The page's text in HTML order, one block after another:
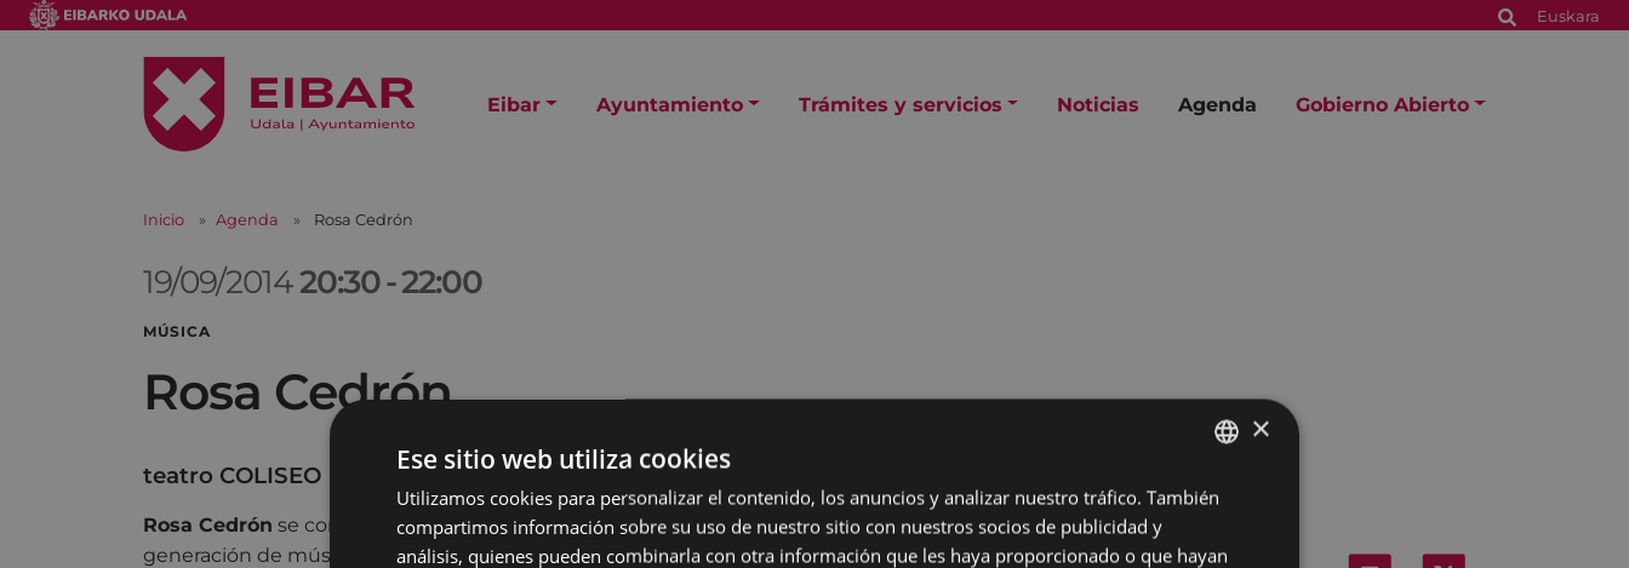
Euskara
Eibar Ayuntamiento Trámites y servicios Noticias Agenda Gobierno Abierto
Inicio Agenda Rosa Cedrón
19/09/201420:30-22:00
MÚSICA
Rosa Cedrón
teatro COLISEO
Rosa Cedrón se convirtió en buque insignia de una nueva
generación de músicos que cuidaron cada detalle, cada nota, cada
BASQUE
×
Ese sitio web utiliza cookies
Utilizamos cookies para personalizar el contenido, los anuncios y analizar nuestro tráfico. También
compartimos información sobre su uso de nuestro sitio con nuestros socios de publicidad y
análisis, quienes pueden combinarla con otra información que les haya proporcionado o que hayan